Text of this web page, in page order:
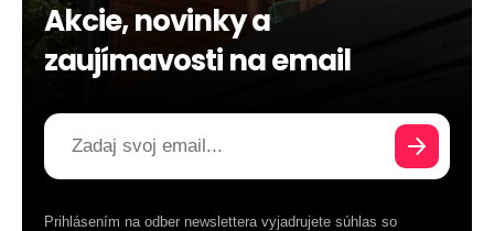
Akcie, novinky a
zaujímavosti na email
Prihlásením na odber newslettera vyjadrujete súhlas so